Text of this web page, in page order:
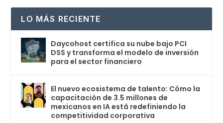
LO MÁS RECIENTE
Daycohost certifica su nube bajo PCI
DSS y transforma el modelo de inversión
para el sector financiero
El nuevo ecosistema de talento: Cómo la
capacitación de 3.5 millones de
mexicanos en IA está redefiniendo la
competitividad corporativa